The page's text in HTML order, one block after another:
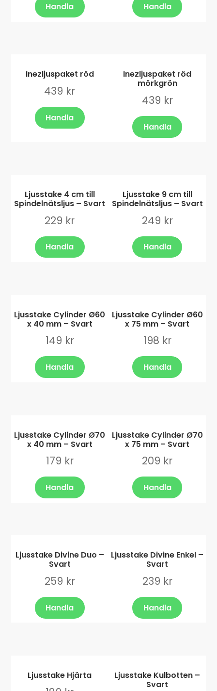
Handla Handla
Inezljuspaket röd
439 kr
Handla
Inezljuspaket röd
mörkgrön
439 kr
Handla
Ljusstake 4 cm till
Spindelnätsljus – Svart
229 kr
Handla
Ljusstake 9 cm till
Spindelnätsljus – Svart
249 kr
Handla
Ljusstake Cylinder Ø60
x 40 mm – Svart
149 kr
Handla
Ljusstake Cylinder Ø60
x 75 mm – Svart
198 kr
Handla
Ljusstake Cylinder Ø70
x 40 mm – Svart
179 kr
Handla
Ljusstake Cylinder Ø70
x 75 mm – Svart
209 kr
Handla
Ljusstake Divine Duo –
Svart
259 kr
Handla
Ljusstake Divine Enkel –
Svart
239 kr
Handla
Ljusstake Hjärta
Ljusstake Kulbotten –
Svart